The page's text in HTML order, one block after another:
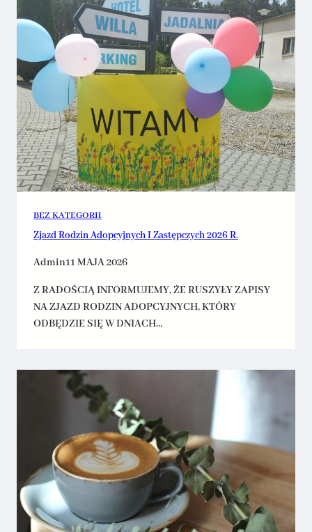
BEZ KATEGORII
Zjazd Rodzin Adopcyjnych I Zastępczych 2026 R.
Admin11 MAJA 2026
Z RADOŚCIĄ INFORMUJEMY, ŻE RUSZYŁY ZAPISY
NA ZJAZD RODZIN ADOPCYJNYCH, KTÓRY
ODBĘDZIE SIĘ W DNIACH…